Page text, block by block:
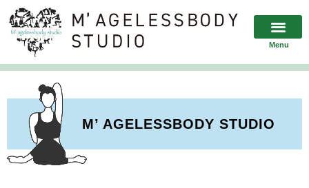
Menu
M’ AGELESSBODY STUDIO